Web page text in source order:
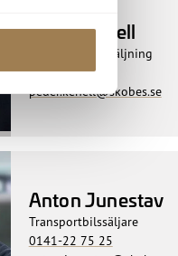
Peder Kenell
Hallvärd Bilförsäljning
0141-22 75 31
peder.kenell@skobes.se
Anton Junestav
Transportbilssäljare
0141-22 75 25